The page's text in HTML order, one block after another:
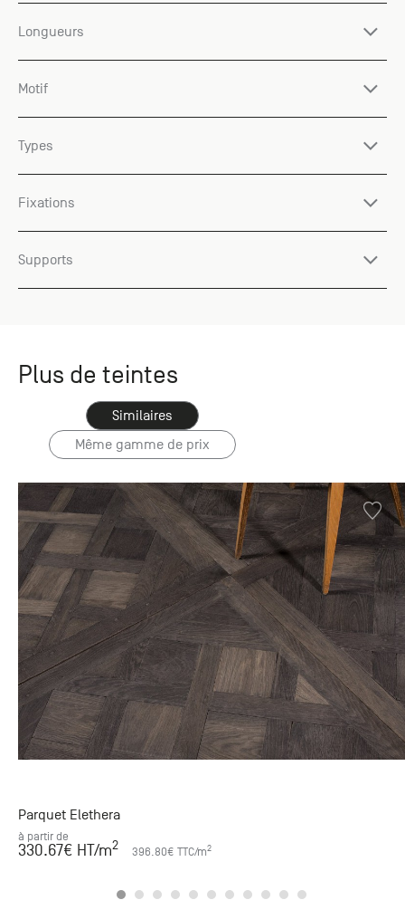
Longueurs
Motif
Types
Fixations
Supports
Plus de teintes
Similaires
Même gamme de prix
Parquet Elethera
à partir de
330.67€ HT/m2 396.80€ TTC/m2